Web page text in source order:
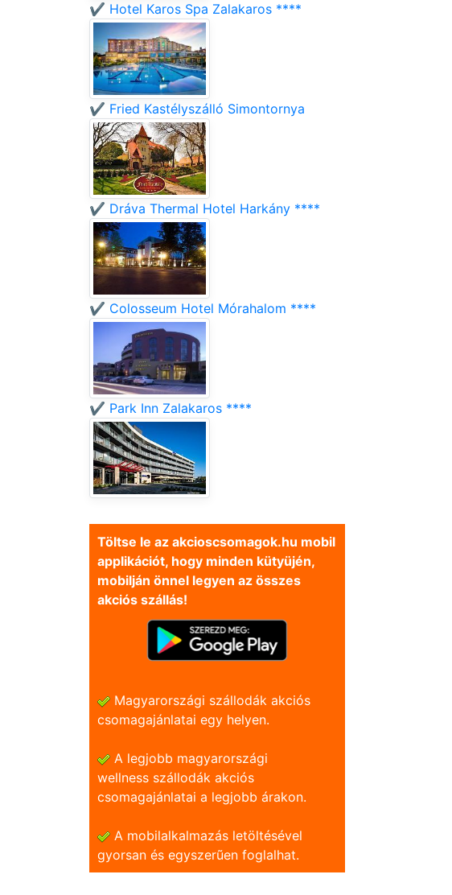
✔️ Hotel Karos Spa Zalakaros ****
✔️ Fried Kastélyszálló Simontornya
✔️ Dráva Thermal Hotel Harkány ****
✔️ Colosseum Hotel Mórahalom ****
✔️ Park Inn Zalakaros ****
Töltse le az akcioscsomagok.hu mobil
applikációt, hogy minden kütyüjén,
mobilján önnel legyen az összes
akciós szállás!
Magyarországi szállodák akciós
csomagajánlatai egy helyen.
A legjobb magyarországi
wellness szállodák akciós
csomagajánlatai a legjobb árakon.
A mobilalkalmazás letöltésével
gyorsan és egyszerũen foglalhat.